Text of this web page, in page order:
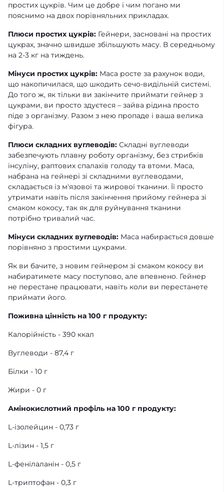
простих цукрів. Чим це добре і чим погано ми
пояснимо на двох порівняльних прикладах.
Плюси простих цукрів: Гейнери, засновані на простих
цукрах, значно швидше збільшують масу. В середньому
на 2-3 кг на тиждень.
Мінуси простих цукрів: Маса росте за рахунок води,
що накопичилася, що шкодить сечо-видільній системі.
До того ж, як тільки ви закінчите приймати гейнер з
цукрами, ви просто здуєтеся – зайва рідина просто
піде з організму. Разом з нею пропаде і ваша велика
фігура.
Плюси складних вуглеводів: Складні вуглеводи
забезпечують плавну роботу організму, без стрибків
інсуліну, раптових спалахів голоду та втоми. Маса,
набрана на гейнері зі складними вуглеводами,
складається із м'язової та жирової тканини. Її просто
утримати навіть після закінчення прийому гейнера зі
смаком кокосу, так як для руйнування тканини
потрібно тривалий час.
Мінуси складних вуглеводів: Маса набирається довше
порівняно з простими цукрами.
Як ви бачите, з новим гейнером зі смаком кокосу ви
набиратимете масу поступово, але впевнено. Гейнер
не перестане працювати, навіть коли ви перестанете
приймати його.
Поживна цінність на 100 г продукту:
Калорійність - 390 ккал
Вуглеводи - 87,4 г
Білки - 10 г
Жири - 0 г
Амінокислотний профіль на 100 г продукту:
L-ізолейцин - 0,73 г
L-лізин - 1,5 г
L-фенілаланін - 0,5 г
L-триптофан - 0,3 г